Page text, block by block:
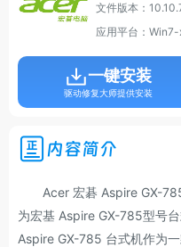
文件版本：
应用平台：
一键安装
驱动修复大师提供安装
内容简介
Acer 宏碁 Aspire GX-785
为宏基 Aspire GX-785型号
Aspire GX-785 台式机作为